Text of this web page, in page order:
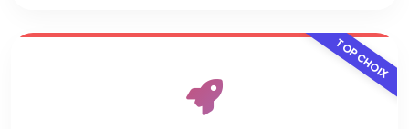
TOP CHOIX